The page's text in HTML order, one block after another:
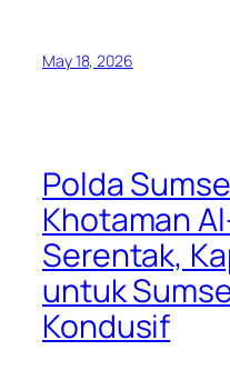
May 18, 2026
Polda
Khotaman
Serentak,
untuk
Kondusif